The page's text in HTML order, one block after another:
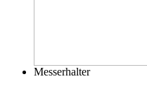
Messerhalter